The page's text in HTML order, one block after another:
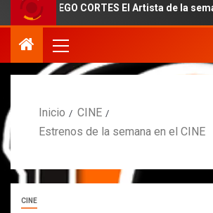
CORTES El Artista de la semana
Inicio
CINE
Estrenos de la semana en el CINE
CINE